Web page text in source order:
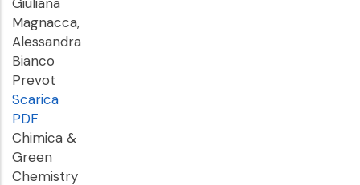
Magnacca,
Alessandra
Bianco
Prevot
Scarica
PDF
Chimica &
Green
Chemistry